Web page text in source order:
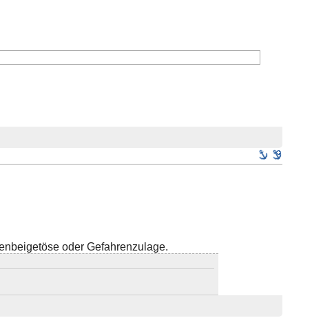
oder Gefahrenzulage.